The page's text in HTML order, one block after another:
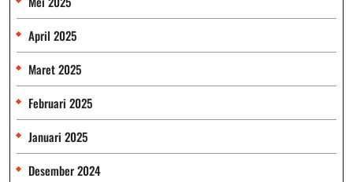
April 2025
Maret 2025
Februari 2025
Januari 2025
Desember 2024